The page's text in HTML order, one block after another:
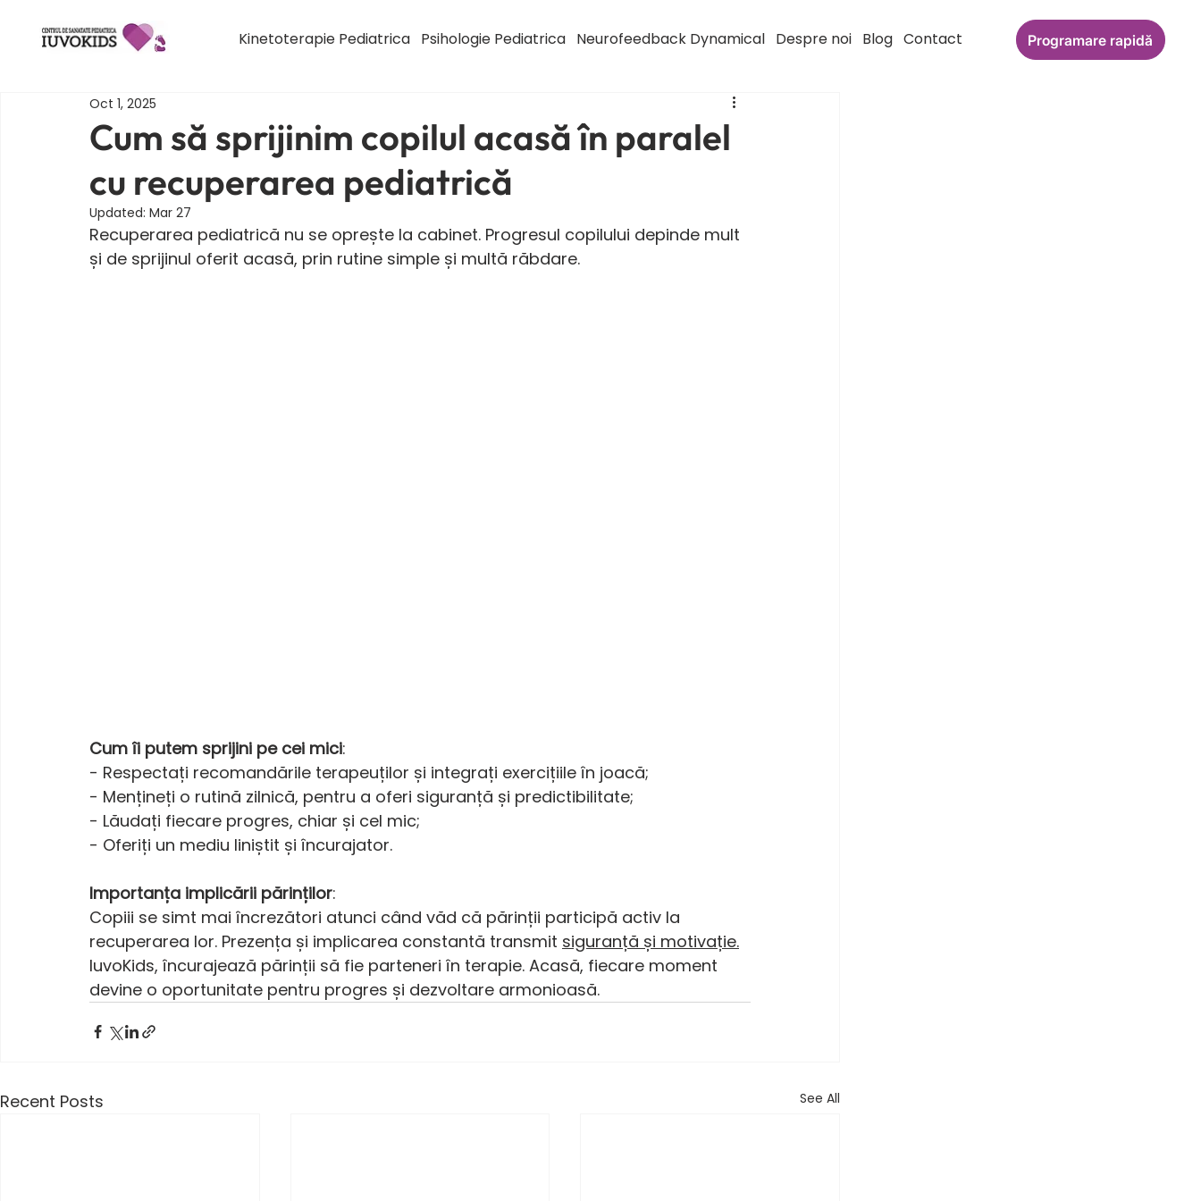
Kinetoterapie Pediatrica Psihologie Pediatrica Neurofeedback Dynamical Despre noi Blog Contact Programare rapidă
Cum să sprijinim copilul acasă în paralel
cu recuperarea pediatrică
Oct 1, 2025
Updated: Mar 27
Recuperarea pediatrică nu se oprește la cabinet. Progresul copilului depinde mult
și de sprijinul oferit acasă, prin rutine simple și multă răbdare.
Cum îi putem sprijini pe cei mici:
- Respectați recomandările terapeuților și integrați exercițiile în joacă;
- Mențineți o rutină zilnică, pentru a oferi siguranță și predictibilitate;
- Lăudați fiecare progres, chiar și cel mic;
- Oferiți un mediu liniștit și încurajator.
Importanța implicării părinților:
Copiii se simt mai încrezători atunci când văd că părinții participă activ la
recuperarea lor. Prezența și implicarea constantă transmit siguranță și motivație.
IuvoKids, încurajează părinții să fie parteneri în terapie. Acasă, fiecare moment
devine o oportunitate pentru progres și dezvoltare armonioasă.
Recent Posts See All